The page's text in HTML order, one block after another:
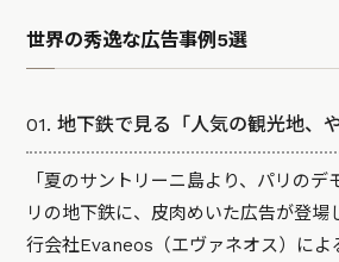
世界の秀逸な広告事例5選
01. 地下鉄で見る「人気の観光地、
「夏のサントリーニ島より、パリの
リの地下鉄に、皮肉めいた広告が登場
行会社Evaneos（エヴァネオス）によ